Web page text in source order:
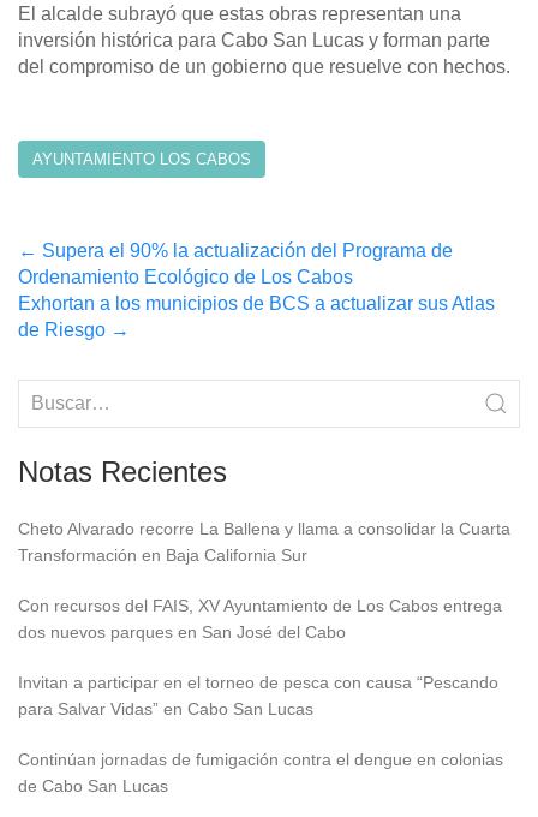
El alcalde subrayó que estas obras representan una
inversión histórica para Cabo San Lucas y forman parte
del compromiso de un gobierno que resuelve con hechos.
AYUNTAMIENTO LOS CABOS
Post
navigation
← Supera el 90% la actualización del Programa de
Ordenamiento Ecológico de Los Cabos
Exhortan a los municipios de BCS a actualizar sus Atlas
de Riesgo →
Notas Recientes
Cheto Alvarado recorre La Ballena y llama a consolidar la Cuarta
Transformación en Baja California Sur
Con recursos del FAIS, XV Ayuntamiento de Los Cabos entrega
dos nuevos parques en San José del Cabo
Invitan a participar en el torneo de pesca con causa “Pescando
para Salvar Vidas” en Cabo San Lucas
Continúan jornadas de fumigación contra el dengue en colonias
de Cabo San Lucas